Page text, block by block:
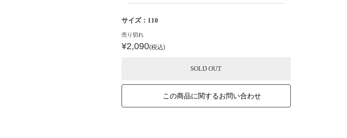
サイズ：110
売り切れ
¥2,090(税込)
SOLD OUT
この商品に関するお問い合わせ